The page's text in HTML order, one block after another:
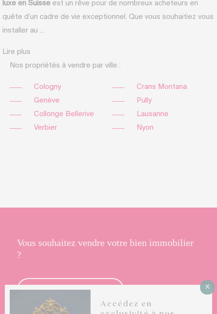
luxe en Suisse est un rêve pour de nombreux acheteurs en
quête d’un cadre de vie exceptionnel. Que vous souhaitiez vous
installer au ...
Lire plus
Nos propriétés à vendre par ville :
Cologny
Genève
Collonge Bellerive
Verbier
Crans Montana
Pully
Lausanne
Nyon
X
Accédez en
Vous souhaitez vendre votre bien immobilier
?
EN SAVOIR PLUS